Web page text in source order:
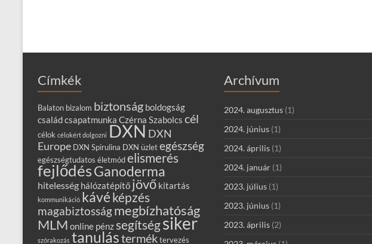
Címkék
Balaton bizalom biztonság boldogság
családcsapatmunka Czérna Szabolcs cél
célok célokért dolgozni DXN DXN
Europe DXN Spirulina DXN üzletegészség
egészségtudatos életmódelismerés
fejlődésGanoderma
hitelesség hálózatépítő jövő kitartás
kommunikáció kávé képzés
magabiztosságmegbízhatóság
MLM online pénz segítségsiker
szórakozás tanulásterméktervezés
Archívum
2024. augusztus (1)
2024. június (1)
2024. április (1)
2024. január (1)
2023. július (1)
2023. június (1)
2023. április (2)